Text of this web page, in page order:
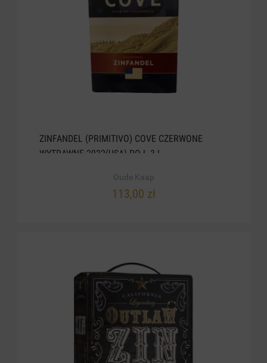
ZINFANDEL (PRIMITIVO) COVE CZERWONE
WYTRAWNE 2022(USA) POJ. 3 L
Oude Kaap
113,00 zł